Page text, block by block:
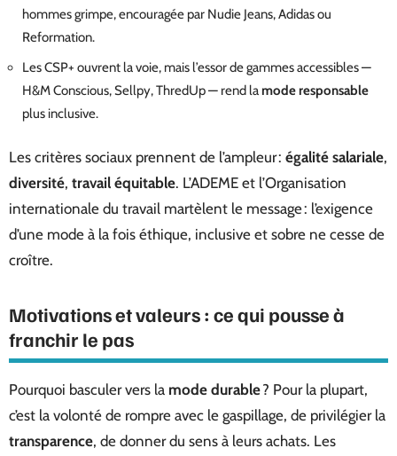
hommes grimpe, encouragée par Nudie Jeans, Adidas ou
Reformation.
Les CSP+ ouvrent la voie, mais l’essor de gammes accessibles —
H&M Conscious, Sellpy, ThredUp — rend lamode responsable
plus inclusive.
Les critères sociaux prennent de l’ampleur : égalité salariale,
diversité, travail équitable. L’ADEME et l’Organisation
internationale du travail martèlent le message : l’exigence
d’une mode à la fois éthique, inclusive et sobre ne cesse de
croître.
Motivations et valeurs : ce qui pousse à
franchir le pas
Pourquoi basculer vers la mode durable? Pour la plupart,
c’est la volonté de rompre avec le gaspillage, de privilégier la
transparence, de donner du sens à leurs achats. Les